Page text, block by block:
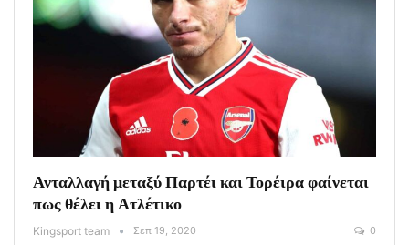
Ανταλλαγή μεταξύ Παρτέι και Τορέιρα φαίνεται
πως θέλει η Ατλέτικο
Kingsport team Σεπ 19, 2020 0